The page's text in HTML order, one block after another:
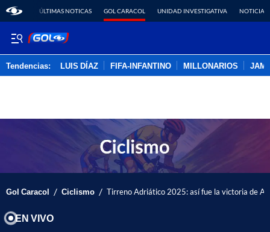
ÚLTIMAS NOTICAS GOL CARACOL UNIDAD INVESTIGATIVA NOTICIAS
Tendencias: LUIS DÍAZ FIFA-INFANTINO MILLONARIOS
Gol Caracol / Ciclismo / Tirreno Adriático 2025: así fue la victoria de
EN VIVO